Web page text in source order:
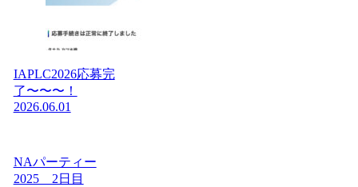
IAPLC2026応募完
了〜〜〜！
2026.06.01
NAパーティー
2025 2日目